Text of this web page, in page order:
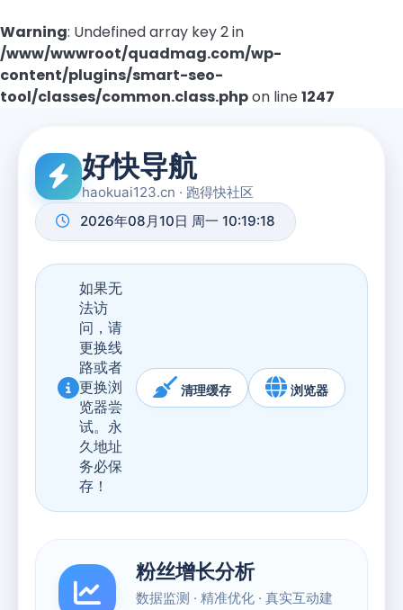
Warning: Undefined array key 2 in
/www/wwwroot/quadmag.com/wp-
content/plugins/smart-seo-
tool/classes/common.class.phpon line1247